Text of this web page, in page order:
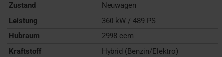
Zustand
Neuwagen
Leistung
360 kW / 489 PS
Hubraum
2998 ccm
Kraftstoff
Hybrid (Benzin/Elektro)